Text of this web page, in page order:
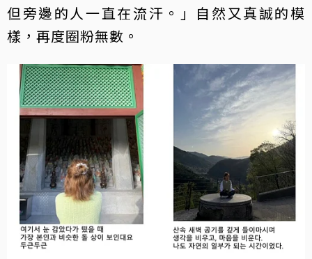
但旁邊的人一直在流汗。」自然又真誠的模
樣，再度圈粉無數。